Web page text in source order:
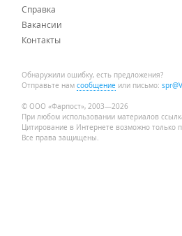
Справка
Вакансии
Контакты
Обнаружили ошибку, есть предложения?
Отправьте нам сообщение или письмо:
© ООО «Фарпост», 2003—2026
При любом использовании материалов
Цитирование в Интернете возможно только
Все права защищены.